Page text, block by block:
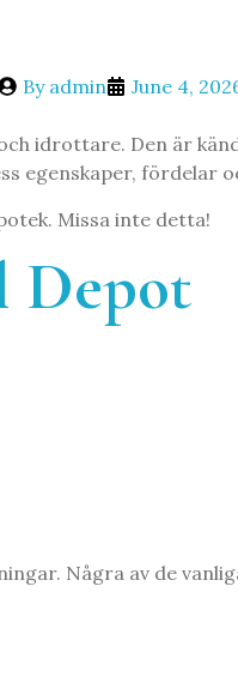
Byadmin June 4,
idrottare. Den är
egenskaper, fördelar
Missa inte detta!
Depot
Några av de